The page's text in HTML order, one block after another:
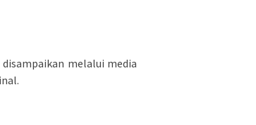
melalui media